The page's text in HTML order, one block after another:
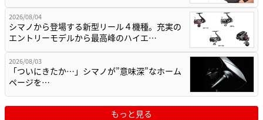
2026/08/04
シマノから登場する新型リール４機種。充実の
エントリーモデルから最高峰のハイエ…
2026/08/03
「ついにきたか…」シマノが”意味深”なホーム
ページを…
もっと見る